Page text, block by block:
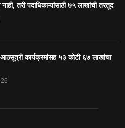
तरी पदाधिकाऱ्यांसाठी ७५ लाखांची तरतूद
कार्यक्रमांसह ५३ कोटी ६७ लाखांचा